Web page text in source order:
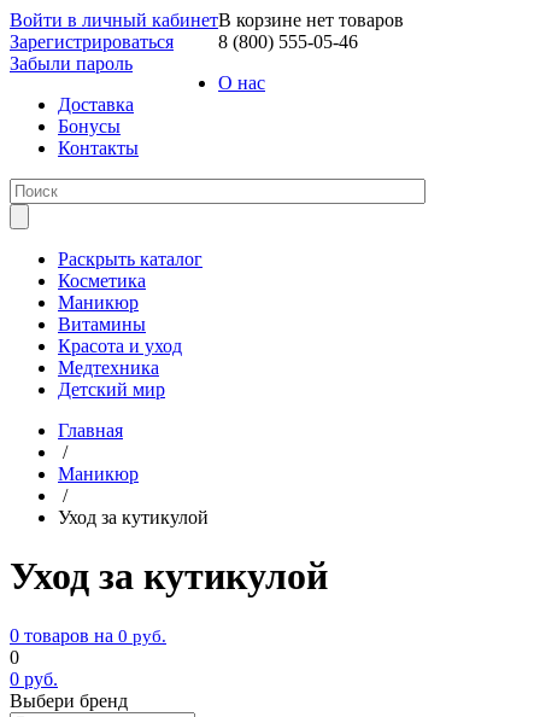
Войти в личный кабинет
Зарегистрироваться
Забыли пароль
В корзине нет товаров
8 (800) 555-05-46
О нас
Доставка
Бонусы
Контакты
Раскрыть каталог
Косметика
Маникюр
Витамины
Красота и уход
Медтехника
Детский мир
Главная
/
Маникюр
/
Уход за кутикулой
Уход за кутикулой
0 товаров на 0 руб.
0
0 руб.
Выбери бренд